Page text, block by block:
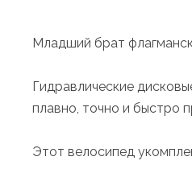
Младший брат
Гидравлические
плавно, точно и быстро
Этот велосипед